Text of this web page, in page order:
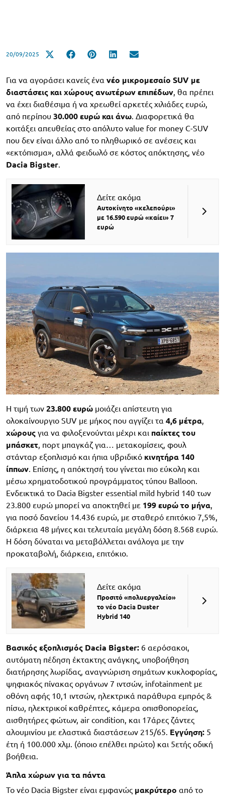
20/09/2025
Για να αγοράσει κανείς ένα νέο μικρομεσαίο SUV με
διαστάσεις και χώρους ανωτέρων επιπέδων, θα πρέπει
να έχει διαθέσιμα ή να χρεωθεί αρκετές χιλιάδες ευρώ,
από περίπου 30.000 ευρώ και άνω. Διαφορετικά θα
κοιτάξει απευθείας στο απόλυτο value for money C-SUV
που δεν είναι άλλο από το πληθωρικό σε ανέσεις και
«εκτόπισμα», αλλά φειδωλό σε κόστος απόκτησης, νέο
Dacia Bigster.
Δείτε ακόμα
Αυτοκίνητο «κελεπούρι»
με 16.590 ευρώ «καίει» 7
ευρώ
Η τιμή των 23.800 ευρώ μοιάζει απίστευτη για
ολοκαίνουργιο SUV με μήκος που αγγίζει τα 4,6 μέτρα,
χώρους για να φιλοξενούνται μέχρι και παίκτες του
μπάσκετ, πορτ μπαγκάζ για… μετακομίσεις, φουλ
στάνταρ εξοπλισμό και ήπια υβριδικό κινητήρα 140
ίππων. Επίσης, η απόκτησή του γίνεται πιο εύκολη και
μέσω χρηματοδοτικού προγράμματος τύπου Balloon.
Ενδεικτικά το Dacia Bigster essential mild hybrid 140 των
23.800 ευρώ μπορεί να αποκτηθεί με 199 ευρώ το μήνα,
για ποσό δανείου 14.436 ευρώ, με σταθερό επιτόκιο 7,5%,
διάρκεια 48 μήνες και τελευταία μεγάλη δόση 8.568 ευρώ.
Η δόση δύναται να μεταβάλλεται ανάλογα με την
προκαταβολή, διάρκεια, επιτόκιο.
Δείτε ακόμα
Προσιτό «πολυεργαλείο»
το νέο Dacia Duster
Hybrid 140
Βασικός εξοπλισμός Dacia Bigster: 6 αερόσακοι,
αυτόματη πέδηση έκτακτης ανάγκης, υποβοήθηση
διατήρησης λωρίδας, αναγνώριση σημάτων κυκλοφορίας,
ψηφιακός πίνακας οργάνων 7 ιντσών, infotainment με
οθόνη αφής 10,1 ιντσών, ηλεκτρικά παράθυρα εμπρός &
πίσω, ηλεκτρικοί καθρέπτες, κάμερα οπισθοπορείας,
αισθητήρες φώτων, air condition, και 17άρες ζάντες
αλουμινίου με ελαστικά διαστάσεων 215/65. Εγγύηση: 5
έτη ή 100.000 χλμ. (όποιο επέλθει πρώτο) και 5ετής οδική
βοήθεια.
Άπλα χώρων για τα πάντα
Το νέο Dacia Bigster είναι εμφανώς μακρύτερο από το